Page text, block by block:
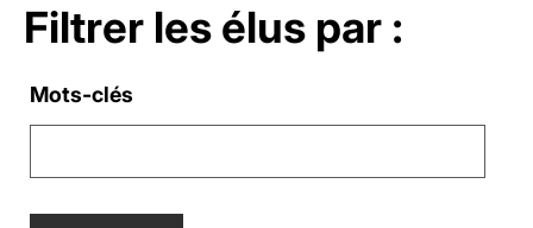
Filtrer les élus par :
Mots-clés